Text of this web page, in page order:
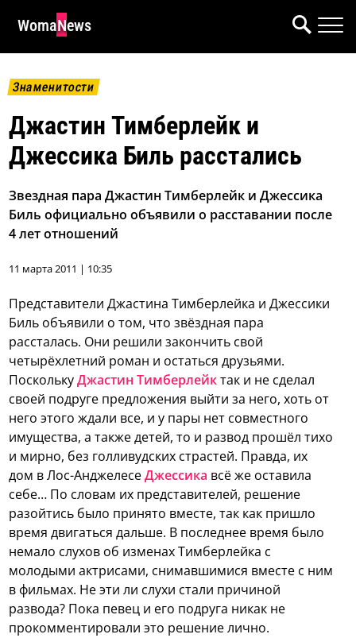
WomaNews
Знаменитости
Джастин Тимберлейк и
Джессика Биль расстались
Звездная пара Джастин Тимберлейк и Джессика
Биль официально объявили о расставании после
4 лет отношений
11 марта 2011 | 10:35
Представители Джастина Тимберлейка и Джессики
Биль объявили о том, что звёздная пара
рассталась. Они решили закончить свой
четырёхлетний роман и остаться друзьями.
ПосколькуДжастин Тимберлейктак и не сделал
своей подруге предложения выйти за него, хоть от
него этого ждали все, и у пары нет совместного
имущества, а также детей, то и развод прошёл тихо
и мирно, без голливудских страстей. Правда, их
дом в Лос-АнджелесеДжессика всё же оставила
себе… По словам их представителей, решение
разойтись было принято вместе, так как пришло
время двигаться дальше. В последнее время было
немало слухов об изменах Тимберлейка с
молодыми актрисами, снимавшимися вместе с ним
в фильмах. Не эти ли слухи стали причиной
развода? Пока певец и его подруга никак не
прокомментировали это решение лично.